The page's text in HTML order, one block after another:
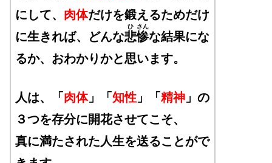
にして、 肉体だけを鍛えるためだけ
に生きれば、どんな悲
ひ
惨
さん
な結果にな
るか、おわかりかと思います。
人は、「肉体」「知性 」「精神 」の
３つを存分に開花させてこそ、
真に満たされた人生を送ることがで